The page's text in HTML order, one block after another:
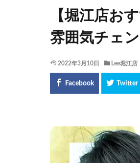
【堀江店お
雰囲気チェ
2022年3月10日 Lee堀江店